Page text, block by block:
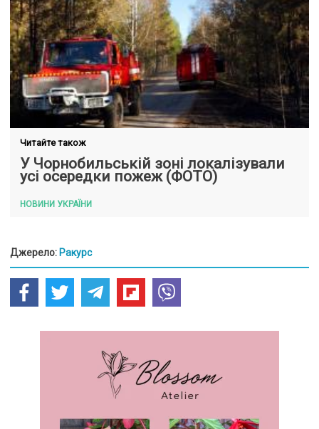
Читайте також
У Чорнобильській зоні локалізували
усі осередки пожеж (ФОТО)
НОВИНИ УКРАЇНИ
Джерело: Ракурс